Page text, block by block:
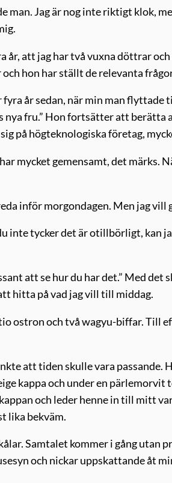
man. Jag är nog inte riktigt klok,
år, att jag har två vuxna döttrar
hon har ställt de relevanta
fyra år sedan, när min man
nya fru.” Hon fortsätter att berätta
på högteknologiska företag,
mycket gemensamt, det märks.
inför morgondagen. Men jag vill
inte tycker det är otillbörligt, kan
att se hur du har det.” Med det
hitta på vad jag vill till middag.
ostron och två wagyu-biffar. Till
att tiden skulle vara passande.
kappa och under en pärlemorvit
och leder henne in till mitt
lika bekväm.
Samtalet kommer i gång utan
och nickar uppskattande åt